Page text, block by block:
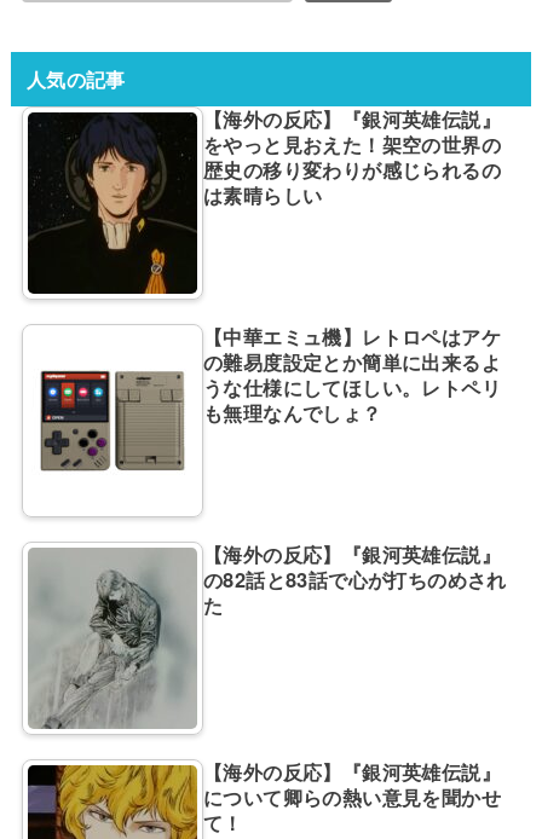
人気の記事
【海外の反応】『銀河英雄伝説』
をやっと見おえた！架空の世界の
歴史の移り変わりが感じられるの
は素晴らしい
【中華エミュ機】レトロペはアケ
の難易度設定とか簡単に出来るよ
うな仕様にしてほしい。レトペリ
も無理なんでしょ？
【海外の反応】『銀河英雄伝説』
の82話と83話で心が打ちのめされ
た
【海外の反応】『銀河英雄伝説』
について卿らの熱い意見を聞かせ
て！